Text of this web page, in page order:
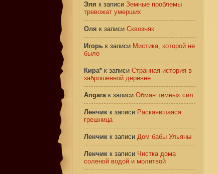
Эля к записи Земные проблемы
тревожат умерших
Оля к записи Сквозняк
Игорь к записи Мистика, которой не
было
Кира* к записи Странная история в
заброшенной деревне
Angaraк записи Обман тёмных сил
Ленчик к записи Раскаявшаяся
грешница
Ленчик к записи Дом бабы Ульяны
Ленчик к записи Чистка дома
соленой водой и молитвой